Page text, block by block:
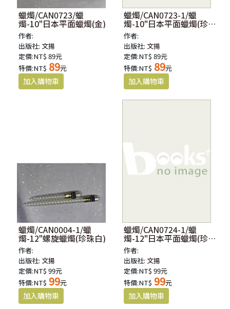
蠟燭/CAN0723/蠟
燭-10"日本平面蠟燭(金)
作者:
出版社: 文揚
定價:NT$ 89元
特價:NT$ 89元
蠟燭/CAN0723-1/蠟
燭-10"日本平面蠟燭(珍珠
白)
作者:
出版社: 文揚
定價:NT$ 89元
特價:NT$ 89元
蠟燭/CAN0004-1/蠟
燭-12"螺旋蠟燭(珍珠白)
作者:
出版社: 文揚
定價:NT$ 99元
特價:NT$ 99元
蠟燭/CAN0724-1/蠟
燭-12"日本平面蠟燭(珍珠
白)
作者:
出版社: 文揚
定價:NT$ 99元
特價:NT$ 99元